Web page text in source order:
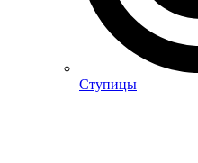
Ступицы